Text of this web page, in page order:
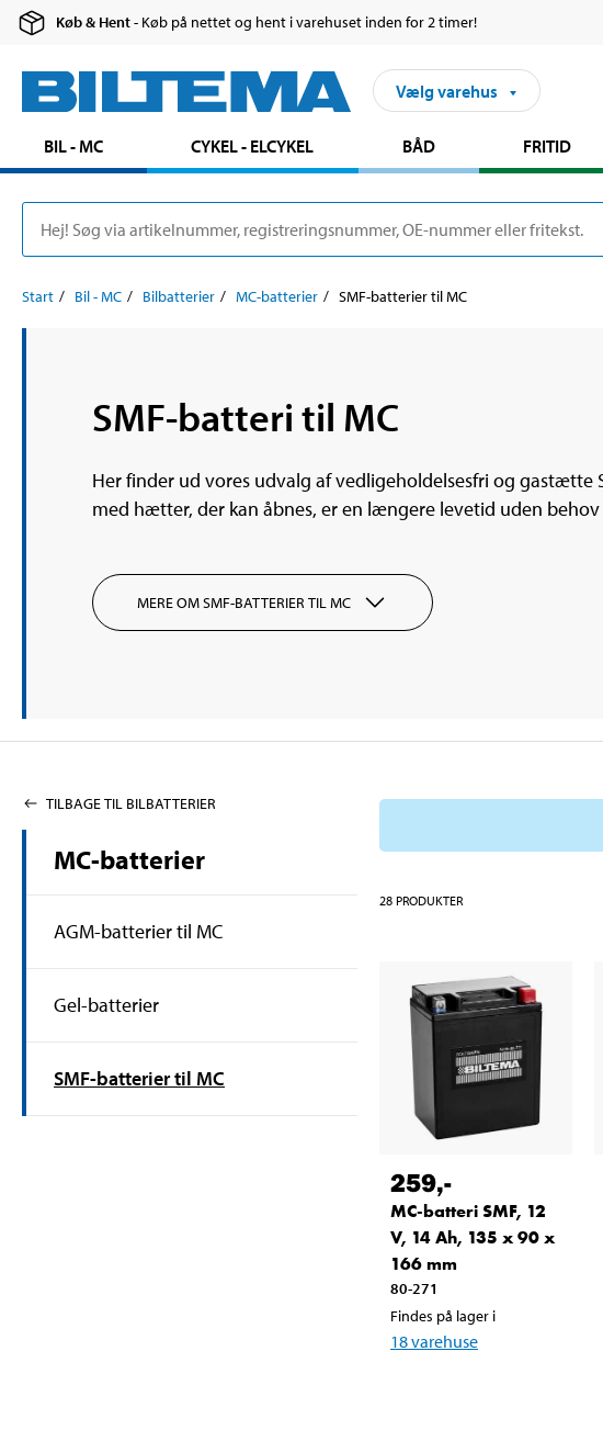
Køb & Hent- Køb på nettet og hent i varehuset inden for 2 timer!
Vælg varehus
BIL - MC CYKEL - ELCYKEL BÅD FRITID
Start Bil - MC Bilbatterier MC-batterier SMF-batterier til MC
SMF-batteri til MC
Her finder ud vores udvalg af vedligeholdelsesfri og
med hætter, der kan åbnes, er en længere levetid uden
MERE OM SMF-BATTERIER TIL MC
TILBAGE TIL BILBATTERIER
MC-batterier
AGM-batterier til MC
Gel-batterier
SMF-batterier til MC
28 PRODUKTER
259,-
MC-batteri SMF, 12
V, 14 Ah, 135 x 90 x
166 mm
80-271
Findes på lager i
18varehuse